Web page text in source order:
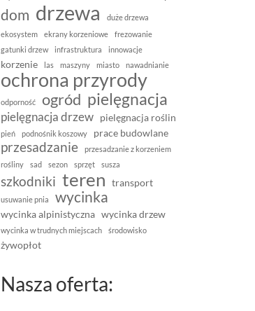
dom drzewa
duże drzewa
ekosystem
ekrany korzeniowe
frezowanie
gatunki drzew
infrastruktura innowacje
korzenie las maszyny miasto nawadnianie
ochrona przyrody
odporność ogród pielęgnacja
pielęgnacja drzew pielęgnacja roślin
pień podnośnik koszowy prace budowlane
przesadzanie
przesadzanie z korzeniem
rośliny
sad sezon sprzęt susza
szkodniki teren transport
usuwanie pnia wycinka
wycinka alpinistyczna wycinka drzew
wycinka w trudnych miejscach środowisko
żywopłot
Nasza oferta: